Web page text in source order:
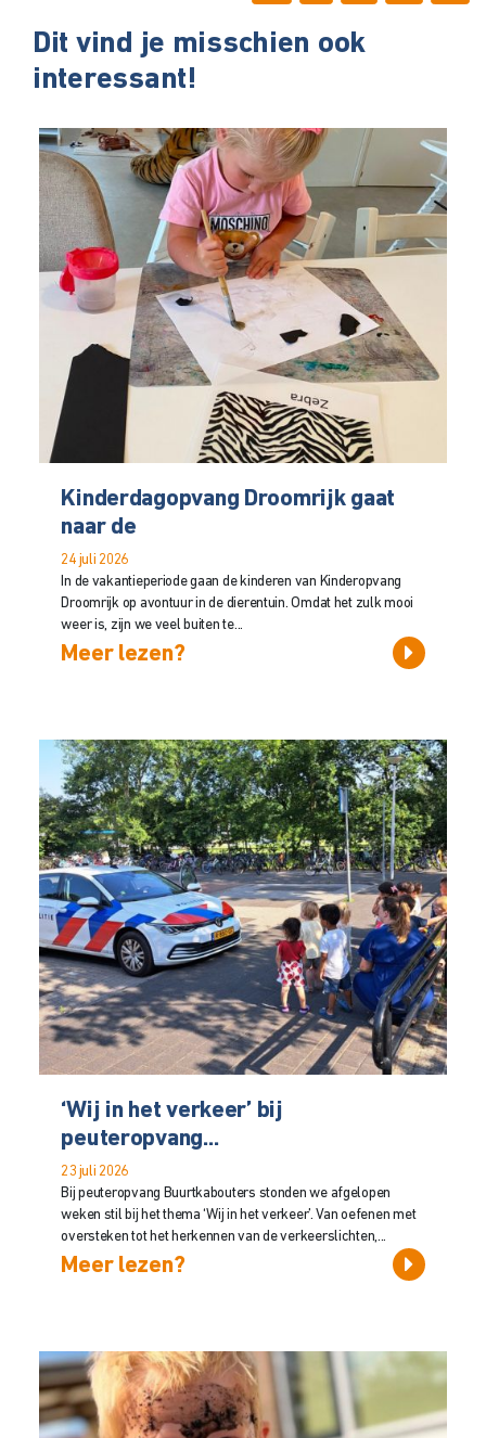
Dit vind je misschien ook
interessant!
Kinderdagopvang Droomrijk gaat
naar de
24 juli 2026
In de vakantieperiode gaan de kinderen van Kinderopvang
Droomrijk op avontuur in de dierentuin. Omdat het zulk mooi
weer is, zijn we veel buiten te...
Meer lezen?
‘Wij in het verkeer’ bij
peuteropvang...
23 juli 2026
Bij peuteropvang Buurtkabouters stonden we afgelopen
weken stil bij het thema ‘Wij in het verkeer’. Van oefenen met
oversteken tot het herkennen van de verkeerslichten,...
Meer lezen?